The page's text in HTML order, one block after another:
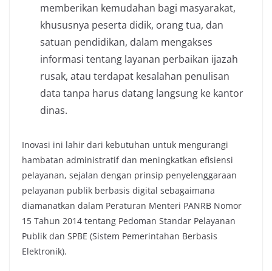
memberikan kemudahan bagi masyarakat,
khususnya peserta didik, orang tua, dan
satuan pendidikan, dalam mengakses
informasi tentang layanan perbaikan ijazah
rusak, atau terdapat kesalahan penulisan
data tanpa harus datang langsung ke kantor
dinas.
Inovasi ini lahir dari kebutuhan untuk mengurangi
hambatan administratif dan meningkatkan efisiensi
pelayanan, sejalan dengan prinsip penyelenggaraan
pelayanan publik berbasis digital sebagaimana
diamanatkan dalam Peraturan Menteri PANRB Nomor
15 Tahun 2014 tentang Pedoman Standar Pelayanan
Publik dan SPBE (Sistem Pemerintahan Berbasis
Elektronik).